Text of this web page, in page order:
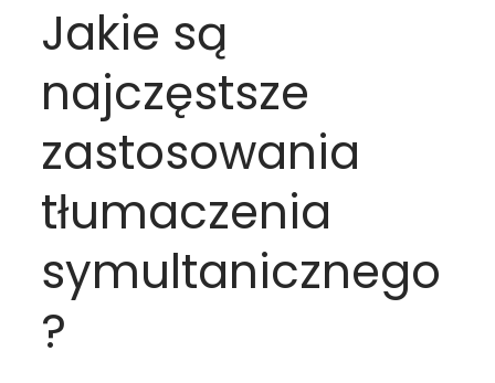
Jakie są
najczęstsze
zastosowania
tłumaczenia
symultanicznego
?